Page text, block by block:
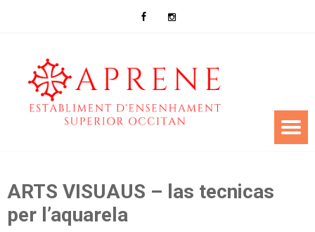
ARTS VISUAUS – las tecnicas
per l’aquarela